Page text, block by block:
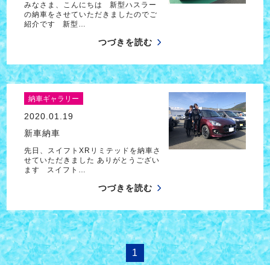
みなさま、こんにちは 新型ハスラー
の納車をさせていただきましたのでご
紹介です 新型…
つづきを読む
納車ギャラリー
2020.01.19
新車納車
先日、スイフトXRリミテッドを納車さ
せていただきました ありがとうござい
ます スイフト…
つづきを読む
1